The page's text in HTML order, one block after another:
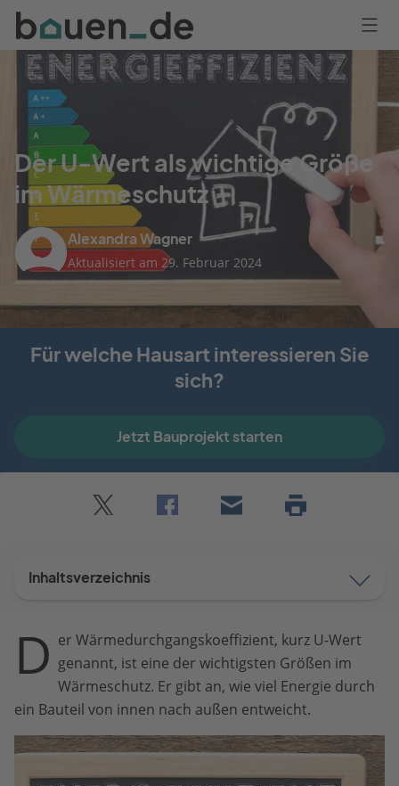
Bauen
Logo
Anmelden
Der U-Wert als wichtige Größe
im Wärmeschutz
Alexandra Wagner
Aktualisiert am 29. Februar 2024
Für welche Hausart interessieren Sie
sich?
Jetzt Bauprojekt starten
Inhaltsverzeichnis
D er Wärmedurchgangskoeffizient, kurz U-Wert
genannt, ist eine der wichtigsten Größen im
Wärmeschutz. Er gibt an, wie viel Energie durch
ein Bauteil von innen nach außen entweicht.